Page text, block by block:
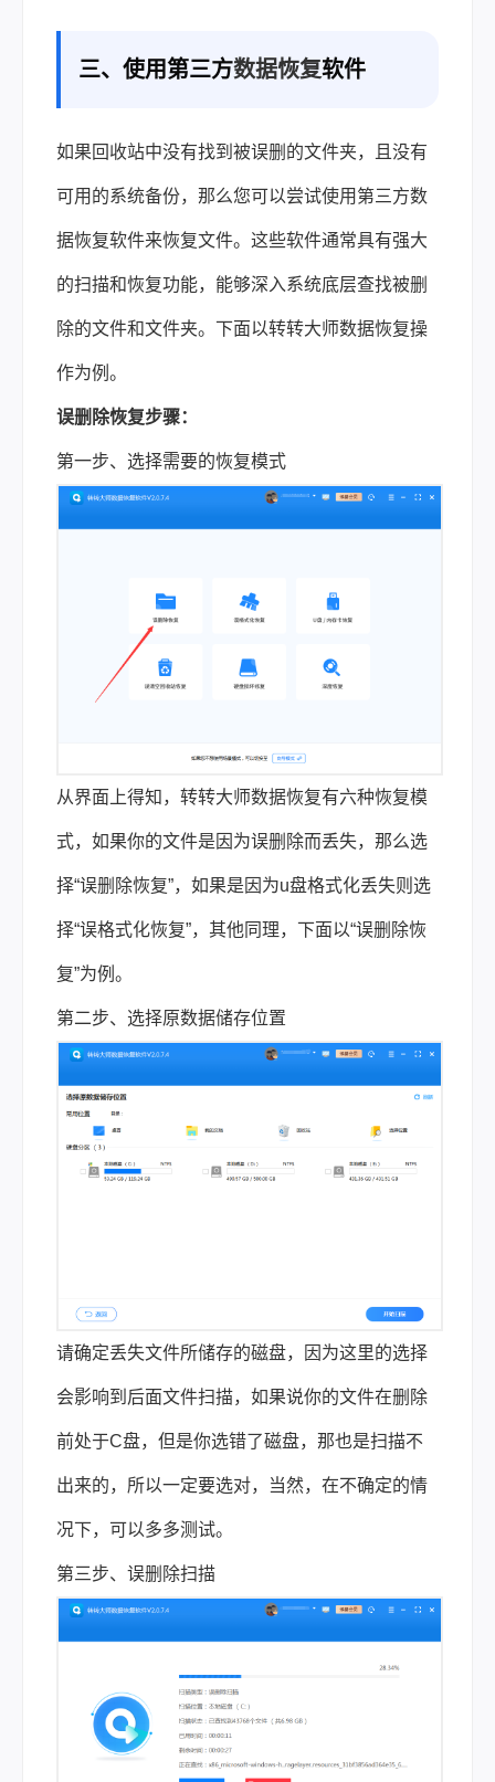
三、使用第三方数据恢复软件
如果回收站中没有找到被误删的文件夹，且没有
可用的系统备份，那么您可以尝试使用第三方数
据恢复软件来恢复文件。这些软件通常具有强大
的扫描和恢复功能，能够深入系统底层查找被删
除的文件和文件夹。下面以转转大师数据恢复操
作为例。
误删除恢复步骤：
第一步、选择需要的恢复模式
从界面上得知，转转大师数据恢复有六种恢复模
式，如果你的文件是因为误删除而丢失，那么选
择“误删除恢复”，如果是因为u盘格式化丢失则选
择“误格式化恢复”，其他同理，下面以“误删除恢
复”为例。
第二步、选择原数据储存位置
请确定丢失文件所储存的磁盘，因为这里的选择
会影响到后面文件扫描，如果说你的文件在删除
前处于C盘，但是你选错了磁盘，那也是扫描不
出来的，所以一定要选对，当然，在不确定的情
况下，可以多多测试。
第三步、误删除扫描